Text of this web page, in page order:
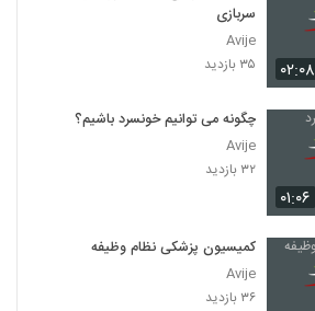
030112 - منطق سری اول
۴۶۵ بازدید
030113 - منطق سری اول
030114 - منطق سری اول
۰۲:۰۸
سربازی
Avije
۳۵ بازدید
۰۱:۰۶
چگونه می توانیم خونسرد باشیم؟
Avije
۳۲ بازدید
کمیسیون پزشکی نظام وظیفه
Avije
۳۶ بازدید